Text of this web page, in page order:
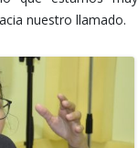
nuestro llamado.